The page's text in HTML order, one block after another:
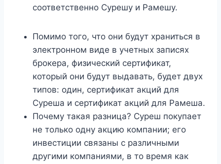
соответственно Сурешу и Рамешу.
Помимо того, что они будут храниться в
электронном виде в учетных записях
брокера, физический сертификат,
который они будут выдавать, будет двух
типов: один, сертификат акций для
Суреша и сертификат акций для Рамеша.
Почему такая разница? Суреш покупает
не только одну акцию компании; его
инвестиции связаны с различными
другими компаниями, в то время как